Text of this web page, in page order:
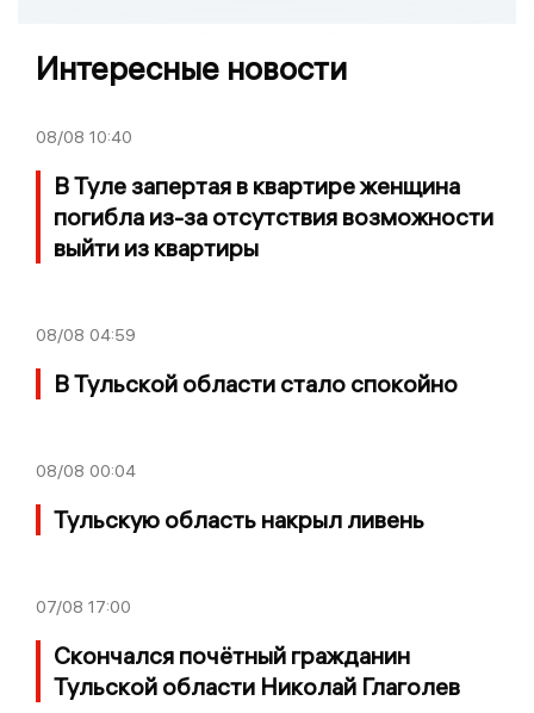
Интересные новости
08/08 10:40
В Туле запертая в квартире женщина
погибла из-за отсутствия возможности
выйти из квартиры
08/08 04:59
В Тульской области стало спокойно
08/08 00:04
Тульскую область накрыл ливень
07/08 17:00
Скончался почётный гражданин
Тульской области Николай Глаголев